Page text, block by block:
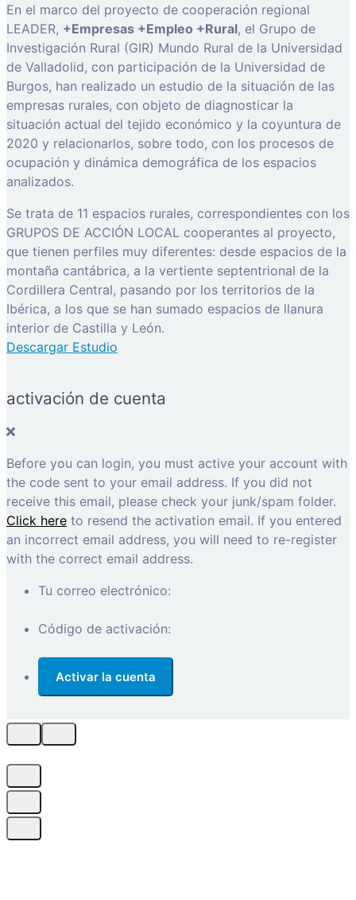
En el marco del proyecto de cooperación regional
LEADER, +Empresas +Empleo +Rural, el Grupo de
Investigación Rural (GIR) Mundo Rural de la Universidad
de Valladolid, con participación de la Universidad de
Burgos, han realizado un estudio de la situación de las
empresas rurales, con objeto de diagnosticar la
situación actual del tejido económico y la coyuntura de
2020 y relacionarlos, sobre todo, con los procesos de
ocupación y dinámica demográfica de los espacios
analizados.
Se trata de 11 espacios rurales, correspondientes con los
GRUPOS DE ACCIÓN LOCAL cooperantes al proyecto,
que tienen perfiles muy diferentes: desde espacios de la
montaña cantábrica, a la vertiente septentrional de la
Cordillera Central, pasando por los territorios de la
Ibérica, a los que se han sumado espacios de llanura
interior de Castilla y León.
Descargar Estudio
activación de cuenta
Before you can login, you must active your account with
the code sent to your email address. If you did not
receive this email, please check your junk/spam folder.
Click here to resend the activation email. If you entered
an incorrect email address, you will need to re-register
with the correct email address.
Tu correo electrónico:
Código de activación: